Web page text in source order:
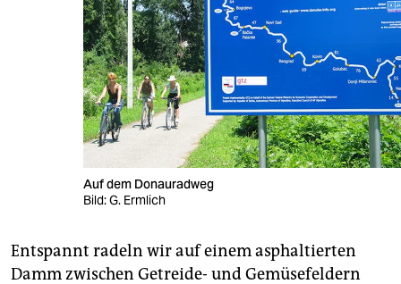
Auf dem Donauradweg
Bild: G. Ermlich
Entspannt radeln wir auf einem asphaltierten
Damm zwischen Getreide- und Gemüsefeldern